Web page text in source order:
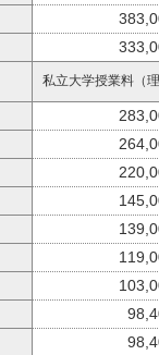
私立大学授業料（